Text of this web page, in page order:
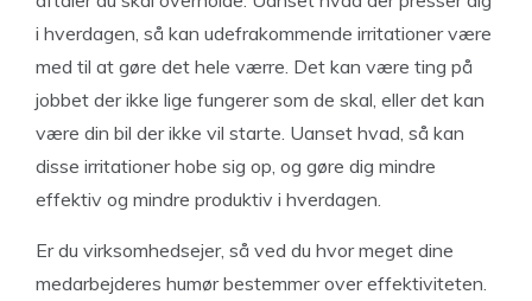
i hverdagen, så kan udefrakommende irritationer være
med til at gøre det hele værre. Det kan være ting på
jobbet der ikke lige fungerer som de skal, eller det kan
være din bil der ikke vil starte. Uanset hvad, så kan
disse irritationer hobe sig op, og gøre dig mindre
effektiv og mindre produktiv i hverdagen.
Er du virksomhedsejer, så ved du hvor meget dine
medarbejderes humør bestemmer over effektiviteten.